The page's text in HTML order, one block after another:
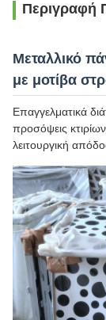
Περιγραφή
Μεταλλικό
με μοτίβα
Επαγγελματικά
προσόψεις
λειτουργική